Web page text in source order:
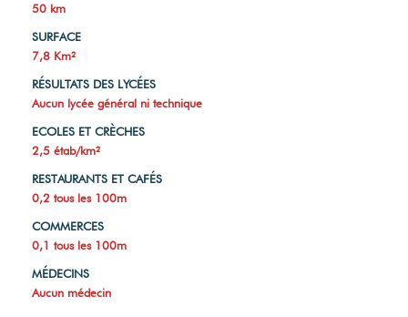
50 km
SURFACE
7,8 Km²
RÉSULTATS DES LYCÉES
Aucun lycée général ni technique
ECOLES ET CRÈCHES
2,5 étab/km²
RESTAURANTS ET CAFÉS
0,2 tous les 100m
COMMERCES
0,1 tous les 100m
MÉDECINS
Aucun médecin